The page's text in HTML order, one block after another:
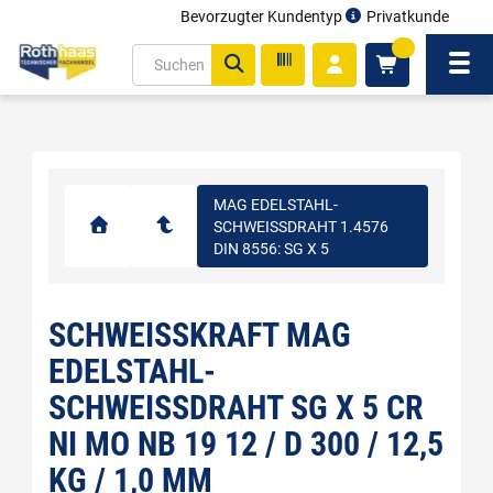
Bevorzugter Kundentyp Privatkunde
MAG EDELSTAHL-
SCHWEISSDRAHT 1.4576 D
IN 8556: SG X 5
SCHWEISSKRAFT MAG
EDELSTAHL-
SCHWEISSDRAHT SG X 5 CR N
I MO NB 19 12 / D 300 / 12,5 K
G / 1,0 MM